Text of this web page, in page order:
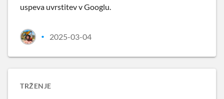
uspeva uvrstitev v Googlu.
• 2025-03-04
TRŽENJE